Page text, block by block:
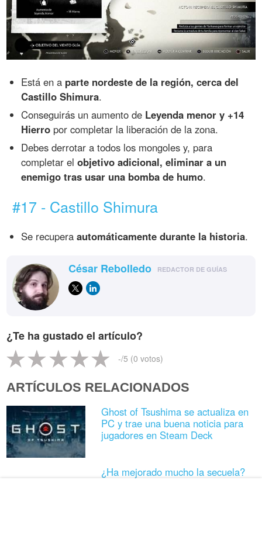
Está en a parte nordeste de la región, cerca del
Castillo Shimura.
Conseguirás un aumento de Leyenda menor y +14
Hierro por completar la liberación de la zona.
Debes derrotar a todos los mongoles y, para
completar elobjetivo adicional, eliminar a un
enemigo tras usar una bomba de humo.
#17 - Castillo Shimura
Se recuperaautomáticamente durante la historia.
César Rebolledo REDACTOR DE GUÍAS
¿Te ha gustado el artículo?
-/5 (0 votos)
ARTÍCULOS RELACIONADOS
Ghost of Tsushima se actualiza en
PC y trae una buena noticia para
jugadores en Steam Deck
¿Ha mejorado mucho la secuela?